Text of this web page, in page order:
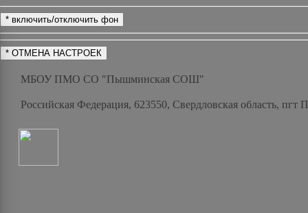
МБОУ ПМО СО "Пышминская СОШ"
Российская Федерация, 623550, Свердловская область,